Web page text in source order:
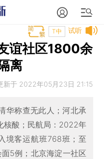
试听
T中
谊社区1800余
离
于 2022年05月23日 21:15
华称查无此人；河北承
核酸；民航局：2022年
境客运航班768班；至
5例；北京海淀一社区